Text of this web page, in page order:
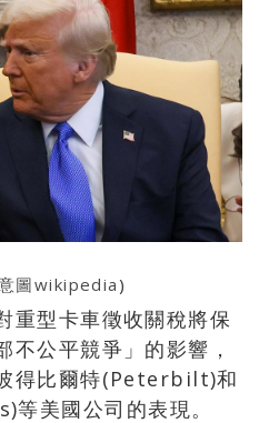
圖wikipedia )
重型卡車徵收關稅將保
不公平競爭」的影響，
得比爾特(Peterbilt)和
美國公司的表現。